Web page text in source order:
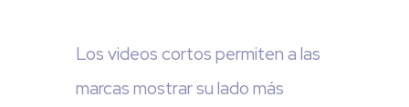
Los videos cortos permiten a las
marcas mostrar su lado más